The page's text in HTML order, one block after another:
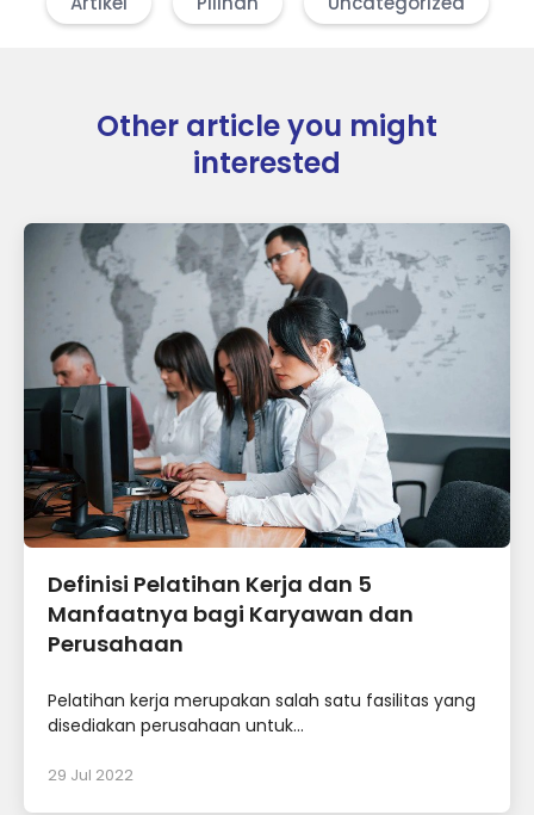
Other article you might
interested
Definisi Pelatihan Kerja dan 5
Manfaatnya bagi Karyawan dan
Perusahaan
Pelatihan kerja merupakan salah satu fasilitas yang
disediakan perusahaan untuk...
29 Jul 2022